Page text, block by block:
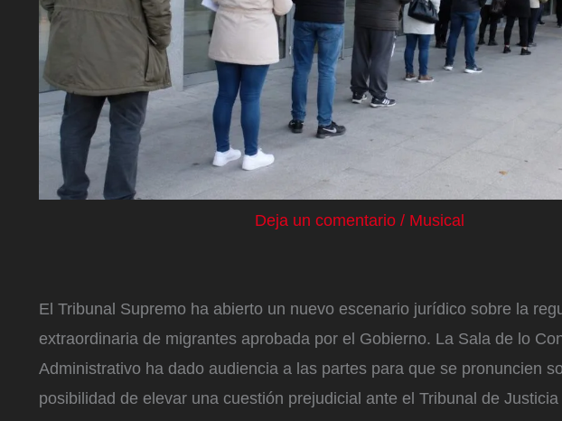
Deja un comentario / Musical
El Tribunal Supremo ha abierto un nuevo escenario jurídico sobre la
extraordinaria de migrantes aprobada por el Gobierno. La Sala de lo
Administrativo ha dado audiencia a las partes para que se pronuncien
posibilidad de elevar una cuestión prejudicial ante el Tribunal de